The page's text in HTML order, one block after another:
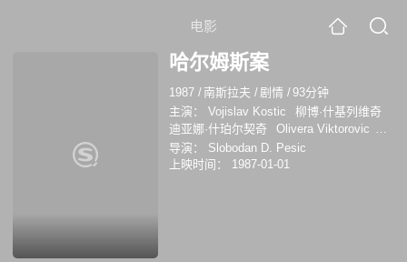
电影
哈尔姆斯案
1987 / 南斯拉夫 /剧情 /93分钟
主演：
Vojislav Kostic
柳博·什基列维奇
迪亚娜·什珀尔契奇
Olivera Viktorovic
Eugen Verber
米利沃耶·托米奇
齐冈
Branislav Zeremski
导演：
Slobodan D. Pesic
上映时间：
1987-01-01